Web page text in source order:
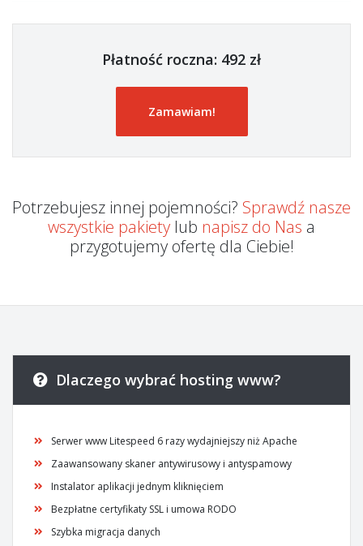
Płatność roczna: 492 zł
Zamawiam!
Potrzebujesz innej pojemności? Sprawdź nasze
wszystkie pakiety lub napisz do Nas a
przygotujemy ofertę dla Ciebie!
Dlaczego wybrać hosting www?
Serwer www Litespeed 6 razy wydajniejszy niż Apache
Zaawansowany skaner antywirusowy i antyspamowy
Instalator aplikacji jednym kliknięciem
Bezpłatne certyfikaty SSL i umowa RODO
Szybka migracja danych